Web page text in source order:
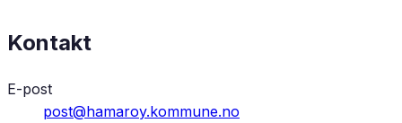
Kontakt
E-post
post@hamaroy.kommune.no